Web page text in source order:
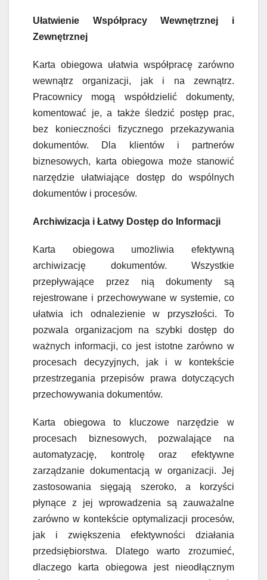
Ułatwienie Współpracy Wewnętrznej i
Zewnętrznej
Karta obiegowa ułatwia współpracę zarówno
wewnątrz organizacji, jak i na zewnątrz.
Pracownicy mogą współdzielić dokumenty,
komentować je, a także śledzić postęp prac,
bez konieczności fizycznego przekazywania
dokumentów. Dla klientów i partnerów
biznesowych, karta obiegowa może stanowić
narzędzie ułatwiające dostęp do wspólnych
dokumentów i procesów.
Archiwizacja i Łatwy Dostęp do Informacji
Karta obiegowa umożliwia efektywną
archiwizację dokumentów. Wszystkie
przepływające przez nią dokumenty są
rejestrowane i przechowywane w systemie, co
ułatwia ich odnalezienie w przyszłości. To
pozwala organizacjom na szybki dostęp do
ważnych informacji, co jest istotne zarówno w
procesach decyzyjnych, jak i w kontekście
przestrzegania przepisów prawa dotyczących
przechowywania dokumentów.
Karta obiegowa to kluczowe narzędzie w
procesach biznesowych, pozwalające na
automatyzację, kontrolę oraz efektywne
zarządzanie dokumentacją w organizacji. Jej
zastosowania sięgają szeroko, a korzyści
płynące z jej wprowadzenia są zauważalne
zarówno w kontekście optymalizacji procesów,
jak i zwiększenia efektywności działania
przedsiębiorstwa. Dlatego warto zrozumieć,
dlaczego karta obiegowa jest nieodłącznym